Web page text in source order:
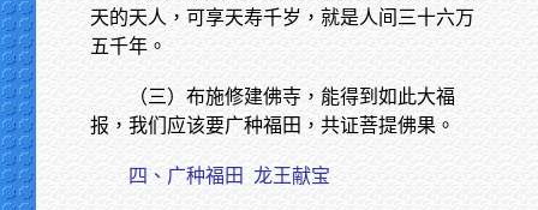
天的天人，可享天寿千岁，就是人间三十六万
五千年。
（三）布施修建佛寺，能得到如此大福
报，我们应该要广种福田，共证菩提佛果。
四、广种福田 龙王献宝